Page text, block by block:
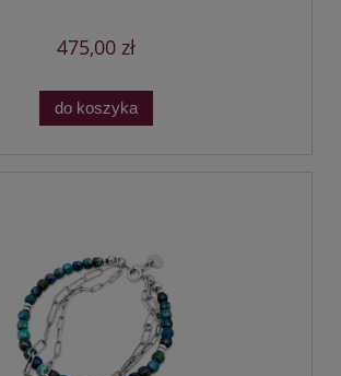
475,00 zł
do koszyka